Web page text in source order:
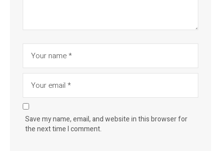
Save my name, email, and website in this browser for
the next time I comment.